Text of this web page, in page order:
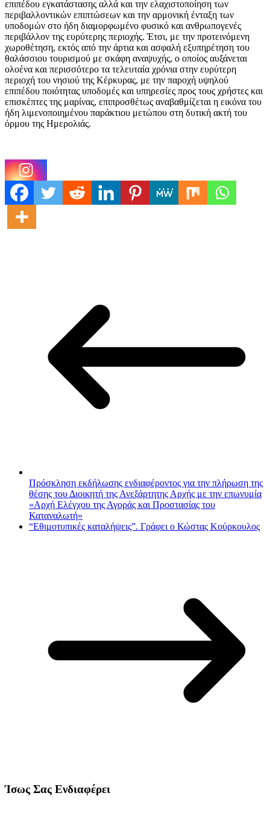
επιπέδου εγκατάστασης αλλά και την ελαχιστοποίηση των
περιβαλλοντικών επιπτώσεων και την αρμονική ένταξη των
υποδομών στο ήδη διαμορφωμένο φυσικό και ανθρωπογενές
περιβάλλον της ευρύτερης περιοχής. Έτσι, με την προτεινόμενη
χωροθέτηση, εκτός από την άρτια και ασφαλή εξυπηρέτηση του
θαλάσσιου τουρισμού με σκάφη αναψυχής, ο οποίος αυξάνεται
ολοένα και περισσότερο τα τελευταία χρόνια στην ευρύτερη
περιοχή του νησιού της Κέρκυρας, με την παροχή υψηλού
επιπέδου ποιότητας υποδομές και υπηρεσίες προς τους χρήστες και
επισκέπτες της μαρίνας, επιπροσθέτως αναβαθμίζεται η εικόνα του
ήδη λιμενοποιημένου παράκτιου μετώπου στη δυτική ακτή του
όρμου της Ημερολιάς.
Πρόσκληση εκδήλωσης ενδιαφέροντος για την πλήρωση της
θέσης του Διοικητή της Ανεξάρτητης Αρχής με την επωνυμία
«Αρχή Ελέγχου της Αγοράς και Προστασίας του
Καταναλωτή»
“Εθιμοτυπικές καταλήψεις”. Γράφει ο Κώστας Κούρκουλος
Ίσως Σας Ενδιαφέρει